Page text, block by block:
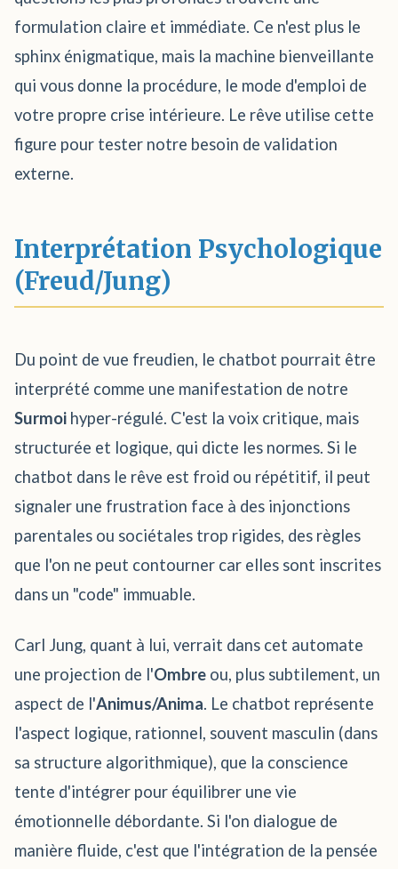
formulation claire et immédiate. Ce n'est plus le
sphinx énigmatique, mais la machine bienveillante
qui vous donne la procédure, le mode d'emploi de
votre propre crise intérieure. Le rêve utilise cette
figure pour tester notre besoin de validation
externe.
Interprétation Psychologique
(Freud/Jung)
Du point de vue freudien, le chatbot pourrait être
interprété comme une manifestation de notre
Surmoi hyper-régulé. C'est la voix critique, mais
structurée et logique, qui dicte les normes. Si le
chatbot dans le rêve est froid ou répétitif, il peut
signaler une frustration face à des injonctions
parentales ou sociétales trop rigides, des règles
que l'on ne peut contourner car elles sont inscrites
dans un "code" immuable.
Carl Jung, quant à lui, verrait dans cet automate
une projection de l'Ombre ou, plus subtilement, un
aspect de l'Animus/Anima. Le chatbot représente
l'aspect logique, rationnel, souvent masculin (dans
sa structure algorithmique), que la conscience
tente d'intégrer pour équilibrer une vie
émotionnelle débordante. Si l'on dialogue de
manière fluide, c'est que l'intégration de la pensée